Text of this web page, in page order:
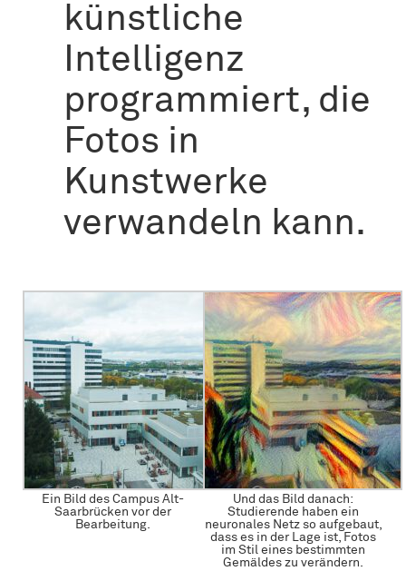
künstliche
Intelligenz
programmiert, die
Fotos in
Kunstwerke
verwandeln kann.
Ein Bild des Campus Alt-
Saarbrücken vor der
Bearbeitung.
Und das Bild danach:
Studierende haben ein
neuronales Netz so aufgebaut,
dass es in der Lage ist, Fotos
im Stil eines bestimmten
Gemäldes zu verändern.